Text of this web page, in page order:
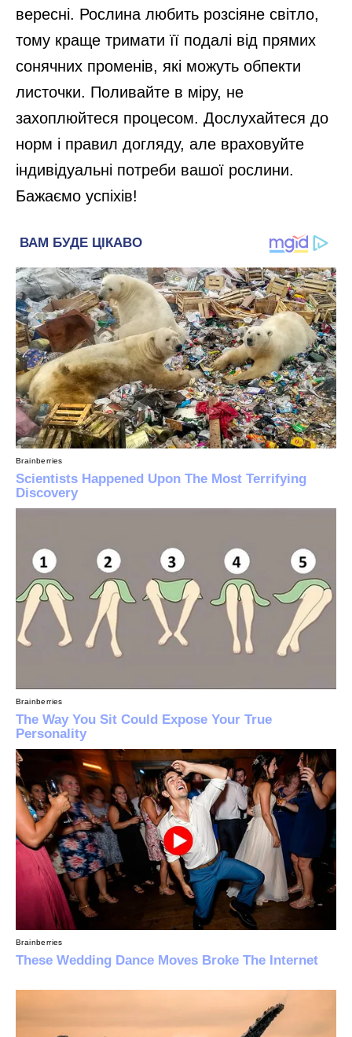
вересні. Рослина любить розсіяне світло,
тому краще тримати її подалі від прямих
сонячних променів, які можуть обпекти
листочки. Поливайте в міру, не
захоплюйтеся процесом. Дослухайтеся до
норм і правил догляду, але враховуйте
індивідуальні потреби вашої рослини.
Бажаємо успіхів!